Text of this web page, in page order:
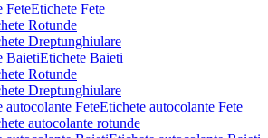
Etichete Fete
Rotunde
Dreptunghiulare
Etichete Baieti
Rotunde
Dreptunghiulare
Etichete autocolante Fete
autocolante rotunde